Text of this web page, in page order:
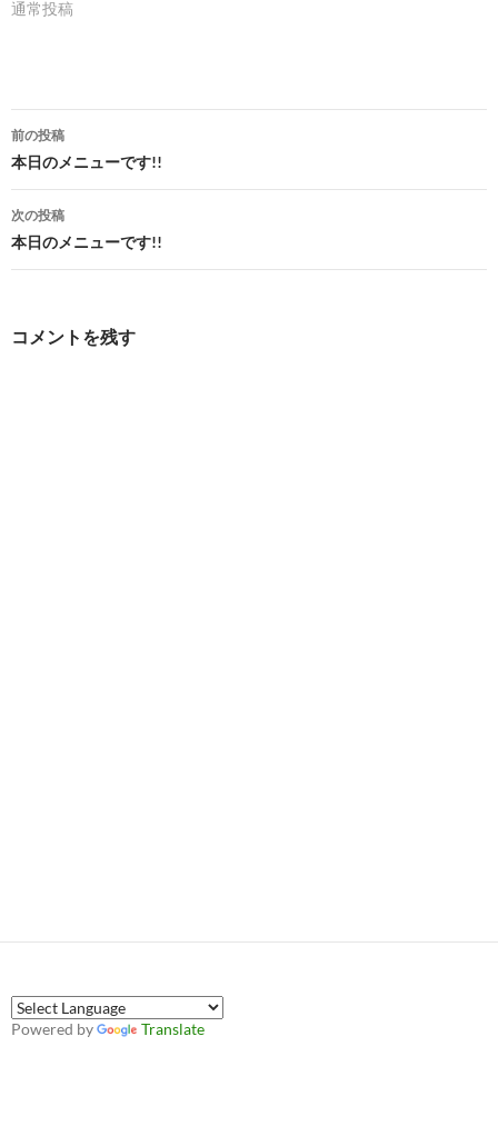
通常投稿
投
稿
ナ
ビ
ゲ
前の投稿
本日のメニューです!!
次の投稿
本日のメニューです!!
コメントを残す
Powered by Translate